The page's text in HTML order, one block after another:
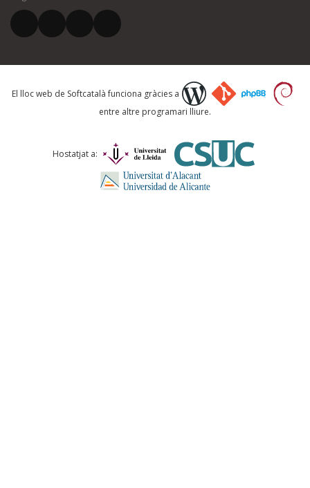
El vostre correu electrònic *
Què proposeu?
Comentari *
El lloc web de Softcatalà funciona gràcies a
entre altre programari lliure.
Hostatjat a: